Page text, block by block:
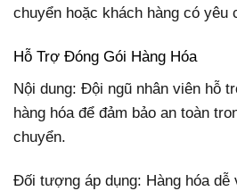
chuyển hoặc khách hàng có yêu
Hỗ Trợ Đóng Gói Hàng Hóa
Nội dung: Đội ngũ nhân viên hỗ
hàng hóa để đảm bảo an toàn
chuyển.
Đối tượng áp dụng: Hàng hóa dễ